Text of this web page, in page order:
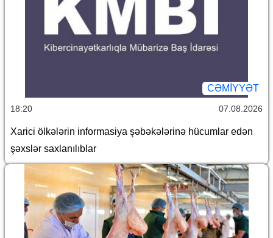
CƏMİYYƏT
18:20 07.08.2026
Xarici ölkələrin informasiya şəbəkələrinə hücumlar edən
şəxslər saxlanılıblar